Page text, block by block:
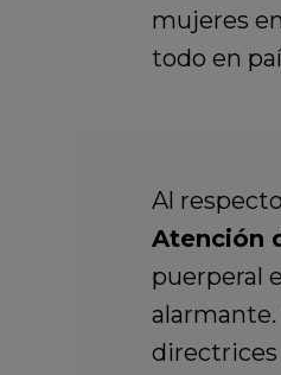
mujeres
todo en
Al
Atención
puerperal
directrices